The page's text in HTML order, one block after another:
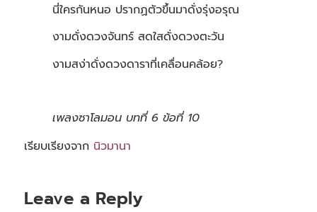
นี่ใครกันหนอ ปรากฏตัวขึ้นมาดั่งรุ่งอรุณ
งามดั่งดวงจันทร์ สดใสดั่งดวงตะวัน
งามสง่าดั่งดวงดาราที่เคลื่อนคล้อย?
เพลงซาโลมอน บทที่ 6 ข้อที่ 10
เรียบเรียงจาก นิวมานา
Leave a Reply